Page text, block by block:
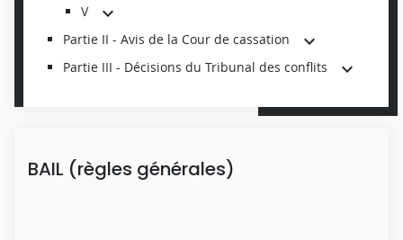
V
Partie II - Avis de la Cour de cassation
Partie III - Décisions du Tribunal des conflits
BAIL (règles générales)